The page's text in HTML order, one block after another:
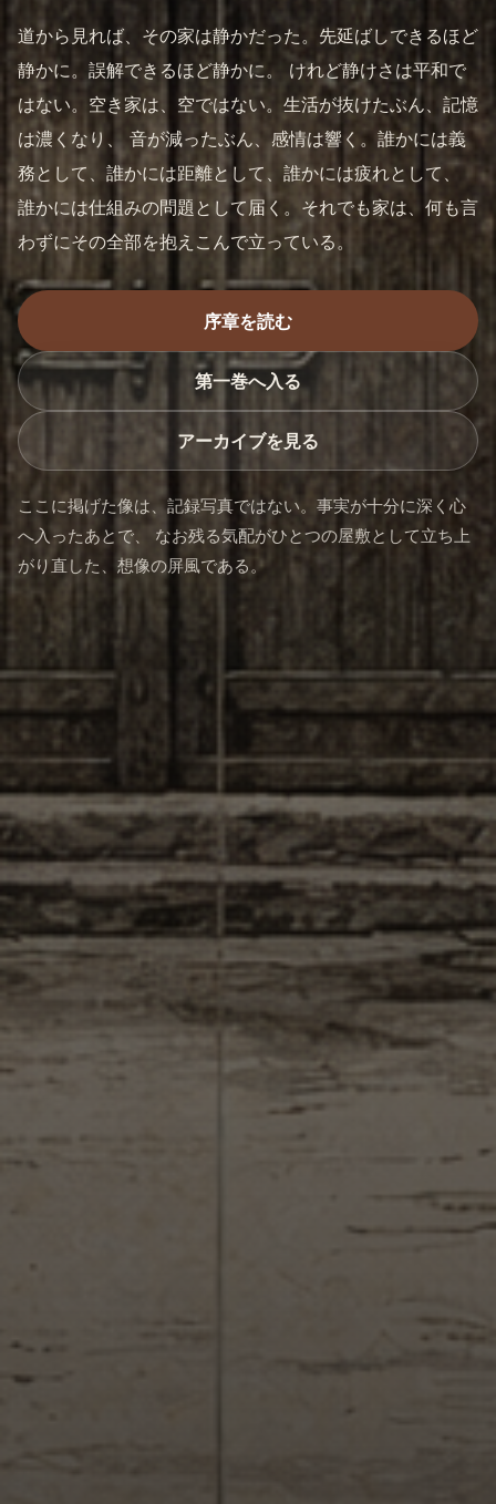
道から見れば、その家は静かだった。先延ばしできるほど
静かに。誤解できるほど静かに。 けれど静けさは平和で
はない。空き家は、空ではない。生活が抜けたぶん、記憶
は濃くなり、 音が減ったぶん、感情は響く。誰かには義
務として、誰かには距離として、誰かには疲れとして、
誰かには仕組みの問題として届く。それでも家は、何も言
わずにその全部を抱えこんで立っている。
序章を読む
第一巻へ入る
アーカイブを見る
ここに掲げた像は、記録写真ではない。事実が十分に深く心
へ入ったあとで、 なお残る気配がひとつの屋敷として立ち上
がり直した、想像の屏風である。